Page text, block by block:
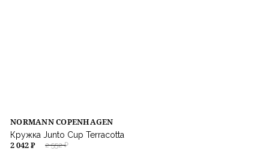
NORMANN COPENHAGEN
Кружка Junto Cup Terracotta
2 552 ₽
2 042 ₽